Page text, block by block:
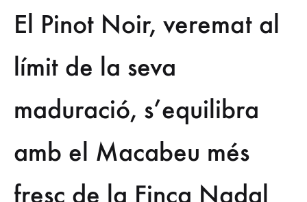
Salvatge
Brut
Rosé
2021,
un
Corpinnat
El Pinot Noir, veremat al
límit de la seva
maduració, s’equilibra
amb el Macabeu més
fresc de la Finca Nadal